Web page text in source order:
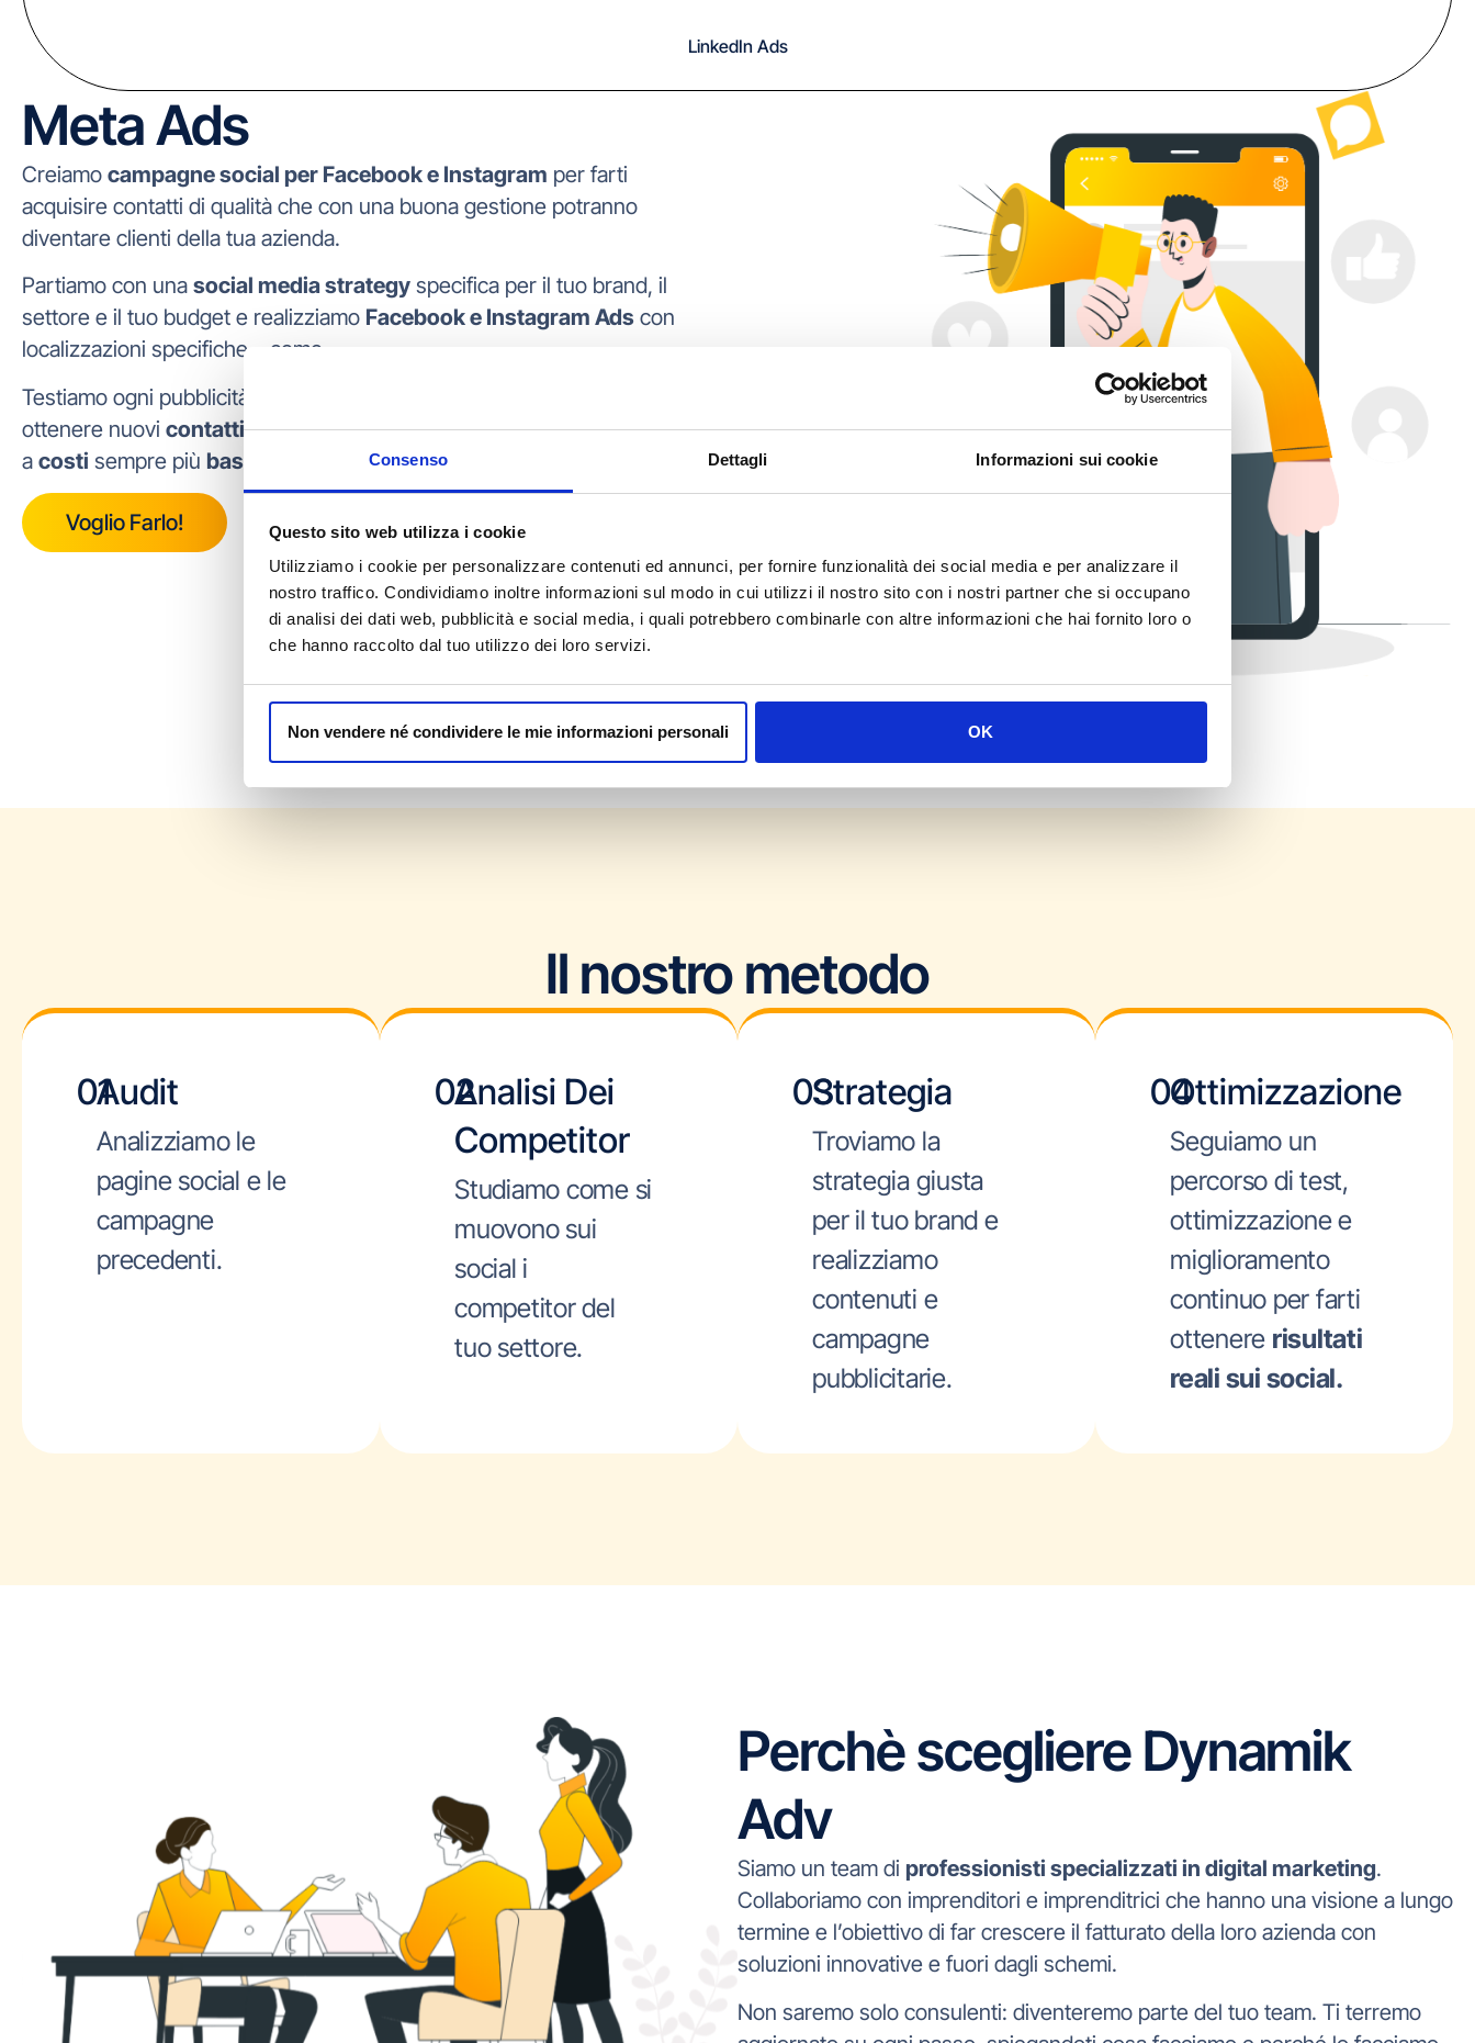
Consenso Dettagli Informazioni sui cookie
Questo sito web utilizza i cookie
Utilizziamo i cookie per personalizzare contenuti ed annunci, per fornire funzionalità dei social media e per analizzare il
nostro traffico. Condividiamo inoltre informazioni sul modo in cui utilizzi il nostro sito con i nostri partner che si occupano
di analisi dei dati web, pubblicità e social media, i quali potrebbero combinarle con altre informazioni che hai fornito loro o
che hanno raccolto dal tuo utilizzo dei loro servizi.
Non vendere né condividere le mie informazioni personali OK
LinkedIn Ads
Meta Ads
Creiamo campagne social per Facebook e Instagram per farti
acquisire contatti di qualità che con una buona gestione potranno
diventare clienti della tua azienda.
Partiamo con una social media strategy specifica per il tuo brand, il
settore e il tuo budget e realizziamo Facebook e Instagram Ads con
localizzazioni specifiche – come
Testiamo ogni pubblicità per migliorare l’efficacia delle campagne e farti
ottenere nuovi contatti qualificatiin modo costante nel tempo e
a costi sempre più bassi
Voglio Farlo!
Il nostro metodo
01Audit
Analizziamo le
pagine social e le
campagne
precedenti.
02Analisi Dei
Competitor
Studiamo come si
muovono sui
social i
competitor del
tuo settore.
03Strategia
Troviamo la
strategia giusta
per il tuo brand e
realizziamo
contenuti e
campagne
pubblicitarie.
04Ottimizzazione
Seguiamo un
percorso di test,
ottimizzazione e
miglioramento
continuo per farti
ottenere risultati
reali sui social.
Perchè scegliere Dynamik
Adv
Siamo un team di professionisti specializzati in digital marketing.
Collaboriamo con imprenditori e imprenditrici che hanno una visione a lungo
termine e l’obiettivo di far crescere il fatturato della loro azienda con
soluzioni innovative e fuori dagli schemi.
Non saremo solo consulenti: diventeremo parte del tuo team. Ti terremo